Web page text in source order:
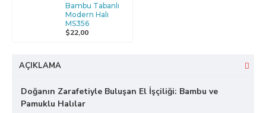
Bambu Tabanlı
Modern Halı
MS356
$22,00
AÇIKLAMA
Doğanın Zarafetiyle Buluşan El İşçiliği: Bambu ve
Pamuklu Halılar